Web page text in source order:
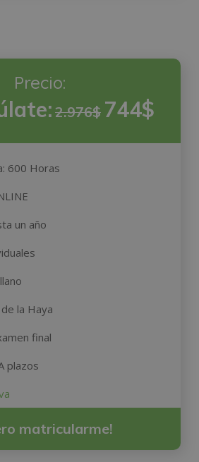
Precio:
2.976$ 744$
600 Horas
un año
la Haya
final
plazos
matricularme!